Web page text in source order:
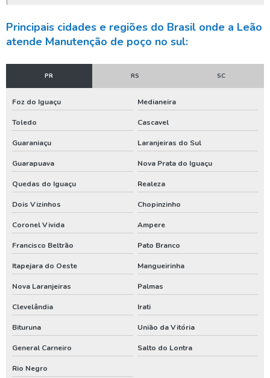
Manutenção de poços tubulares
Manutenção de poços tubulares profundos
Manutenção preventiva poço artesiano
Orçamento para construção de poço artesiano
Orçamento para construir poço artesiano
Outorga de água para poço artesiano
Outorga de direito de uso do poço artesiano
Outorga de poço artesiano
Outorga de poço tubular
Outorga para perfuração de poço artesiano
Perfuração de poço
Perfuração de poço artesiano
Perfuração de poço artesiano água
Principais cidades e regiões do Brasil onde a Leão
atende Manutenção de poço no sul:
PR RS SC
Foz do Iguaçu Medianeira
Toledo Cascavel
Guaraniaçu Laranjeiras do Sul
Guarapuava Nova Prata do Iguaçu
Quedas do Iguaçu Realeza
Dois Vizinhos Chopinzinho
Coronel Vivida Ampere
Francisco Beltrão Pato Branco
Itapejara do Oeste Mangueirinha
Nova Laranjeiras Palmas
Clevelândia Irati
Bituruna União da Vitória
General Carneiro Salto do Lontra
Rio Negro